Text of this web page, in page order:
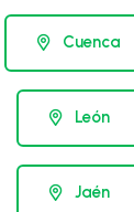
Cuenca
León
Jaén